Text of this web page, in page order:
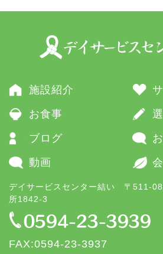
施設紹介
お食事
ブログ
動画
デイサービスセンター結い 〒511-
所1842-3
FAX:0594-23-3937